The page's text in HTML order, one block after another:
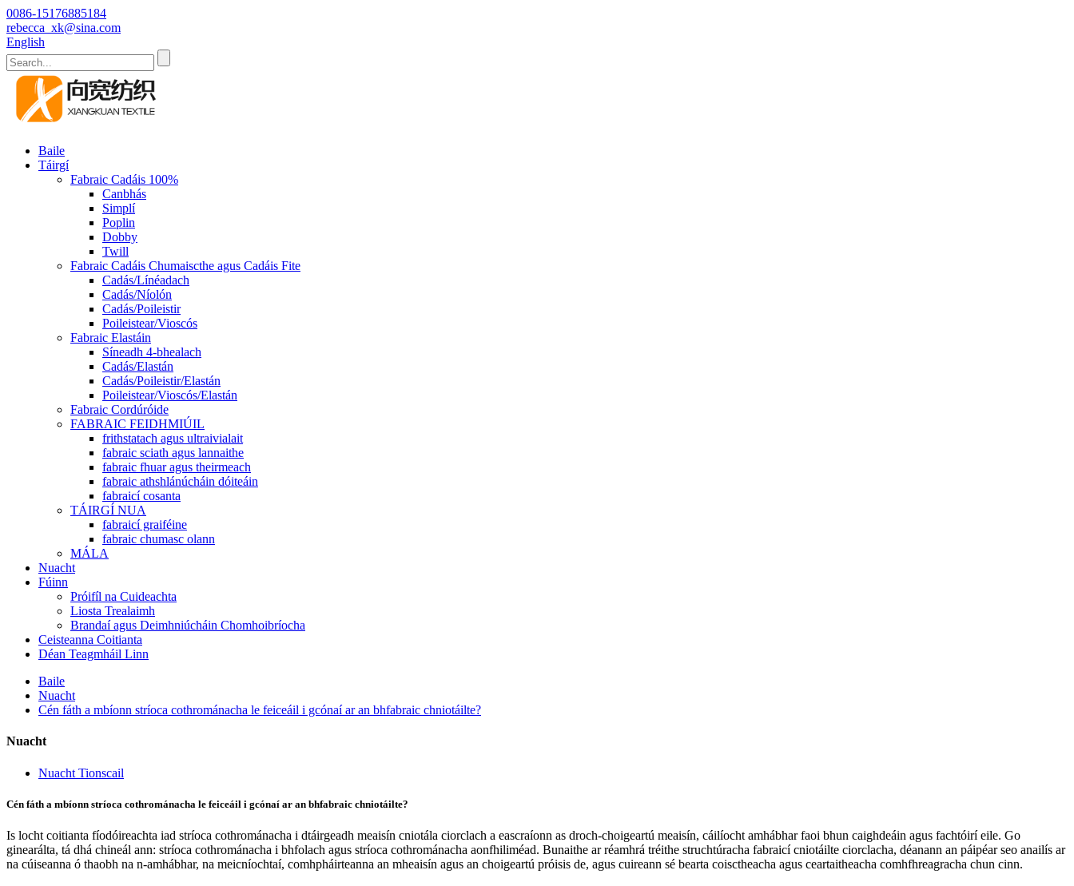
0086-15176885184
rebecca_xk@sina.com
English
Baile
Táirgí
Fabraic Cadáis 100%
Canbhás
Simplí
Poplin
Dobby
Twill
Fabraic Cadáis Chumaiscthe agus Cadáis Fite
Cadás/Línéadach
Cadás/Níolón
Cadás/Poileistir
Poileistear/Vioscós
Fabraic Elastáin
Síneadh 4-bhealach
Cadás/Elastán
Cadás/Poileistir/Elastán
Poileistear/Vioscós/Elastán
Fabraic Cordúróide
FABRAIC FEIDHMIÚIL
frithstatach agus ultraivialait
fabraic sciath agus lannaithe
fabraic fhuar agus theirmeach
fabraic athshlánúcháin dóiteáin
fabraicí cosanta
TÁIRGÍ NUA
fabraicí graiféine
fabraic chumasc olann
MÁLA
Nuacht
Fúinn
Próifíl na Cuideachta
Liosta Trealaimh
Brandaí agus Deimhniúcháin Chomhoibríocha
Ceisteanna Coitianta
Déan Teagmháil Linn
Baile
Nuacht
Cén fáth a mbíonn stríoca cothrománacha le feiceáil i gcónaí ar an bhfabraic chniotáilte?
Nuacht
Nuacht Tionscail
Cén fáth a mbíonn stríoca cothrománacha le feiceáil i gcónaí ar an bhfabraic chniotáilte?
Is locht coitianta fíodóireachta iad stríoca cothrománacha i dtáirgeadh meaisín cniotála ciorclach a eascraíonn as droch-choigeartú meaisín, cáilíocht amhábhar faoi bhun caighdeáin agus fachtóirí eile. Go
ginearálta, tá dhá chineál ann: stríoca cothrománacha i bhfolach agus stríoca cothrománacha aonfhiliméad. Bunaithe ar réamhrá tréithe struchtúracha fabraicí cniotáilte ciorclacha, déanann an páipéar seo anailís ar
na cúiseanna ó thaobh na n-amhábhar, na meicníochtaí, comhpháirteanna an mheaisín agus an choigeartú próisis de, agus cuireann sé bearta coisctheacha agus ceartaitheacha comhfhreagracha chun cinn.